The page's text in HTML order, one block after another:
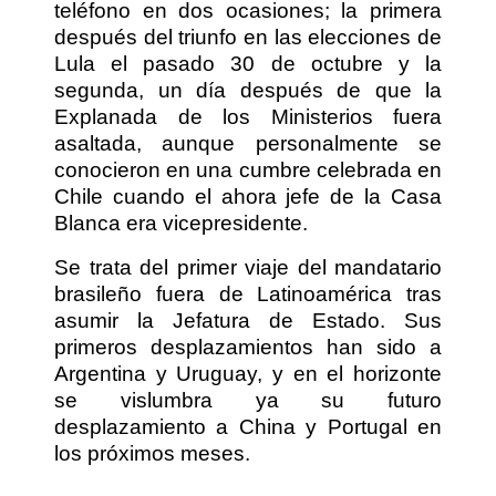
teléfono en dos ocasiones; la primera
después del triunfo en las elecciones de
Lula el pasado 30 de octubre y la
segunda, un día después de que la
Explanada de los Ministerios fuera
asaltada, aunque personalmente se
conocieron en una cumbre celebrada en
Chile cuando el ahora jefe de la Casa
Blanca era vicepresidente.
Se trata del primer viaje del mandatario
brasileño fuera de Latinoamérica tras
asumir la Jefatura de Estado. Sus
primeros desplazamientos han sido a
Argentina y Uruguay, y en el horizonte
se vislumbra ya su futuro
desplazamiento a China y Portugal en
los próximos meses.